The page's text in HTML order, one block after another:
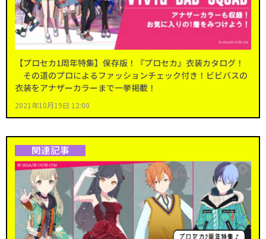
【プロセカ1周年特集】保存版！『プロセカ』衣装カタログ！
その道のプロによるファッションチェック付き！ビビバスの
衣装をアナザーカラーまで一挙掲載！
2021年10月19日 12:00
関連記事